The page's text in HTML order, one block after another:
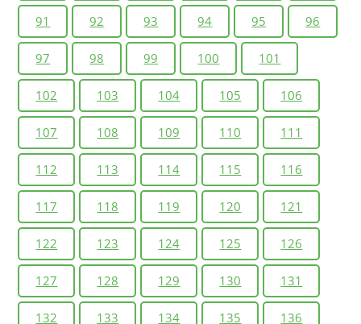
91 92 93 94 95 96
97 98 99 100 101
102 103 104 105 106
107 108 109 110 111
112 113 114 115 116
117 118 119 120 121
122 123 124 125 126
127 128 129 130 131
132 133 134 135 136